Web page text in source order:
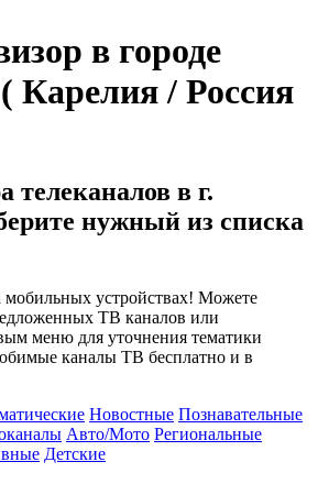
в городе
Карелия / Россия
телеканалов в г.
нужный из списка
устройствах! Можете
ТВ каналов или
меню для уточнения тематики
каналы ТВ бесплатно и в
Новостные Познавательные
Авто/Мото Региональные
Детские